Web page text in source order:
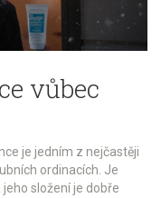
vůbec
je jedním z nejčastěji
ordinacích. Je
složení je dobře